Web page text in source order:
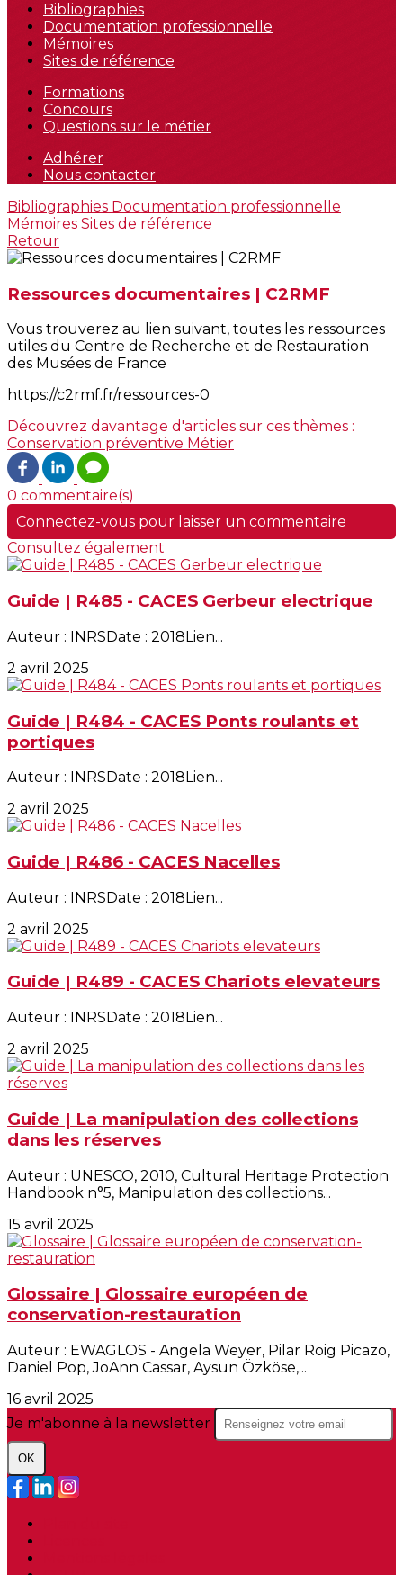
Bibliographies
Documentation professionnelle
Mémoires
Sites de référence
Formations
Concours
Questions sur le métier
Adhérer
Nous contacter
Bibliographies Documentation professionnelle
Mémoires Sites de référence
Retour
Ressources documentaires | C2RMF
Vous trouverez au lien suivant, toutes les ressources
utiles du Centre de Recherche et de Restauration
des Musées de France
https://c2rmf.fr/ressources-0
Découvrez davantage d'articles sur ces thèmes :
Conservation préventive Métier
0 commentaire(s)
Connectez-vous pour laisser un commentaire
Consultez également
Guide | R485 - CACES Gerbeur electrique
Auteur : INRSDate : 2018Lien...
2 avril 2025
Guide | R484 - CACES Ponts roulants et
portiques
Auteur : INRSDate : 2018Lien...
2 avril 2025
Guide | R486 - CACES Nacelles
Auteur : INRSDate : 2018Lien...
2 avril 2025
Guide | R489 - CACES Chariots elevateurs
Auteur : INRSDate : 2018Lien...
2 avril 2025
Guide | La manipulation des collections
dans les réserves
Auteur : UNESCO, 2010, Cultural Heritage Protection
Handbook n°5, Manipulation des collections...
15 avril 2025
Glossaire | Glossaire européen de
conservation-restauration
Auteur : EWAGLOS - Angela Weyer, Pilar Roig Picazo,
Daniel Pop, JoAnn Cassar, Aysun Özköse,...
16 avril 2025
Je m'abonne à la newsletter
OK